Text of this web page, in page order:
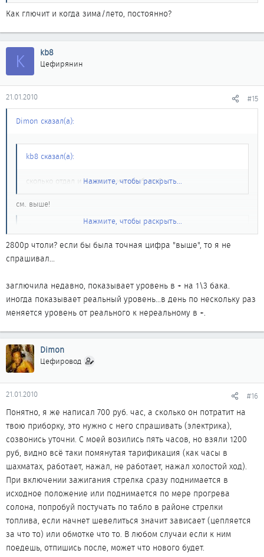
Как глючит и когда зима/лето, постоянно?
K kb8
Цефирянин
21.01.2010 #15
Dimon сказал(а):
kb8 сказал(а):
сколько отдал и в чем причина была?
Нажмите, чтобы раскрыть...
см. выше!
у меня тоже стрелка периодически глючит...?
Нажмите, чтобы раскрыть...
Нажмите, чтобы раскрыть...
2800р чтоли? если бы была точная цифра "выше", то я не
спрашивал...
заглючила недавно, показывает уровень в + на 1\3 бака.
иногда показывает реальный уровень...в день по нескольку раз
меняется уровень от реального к нереальному в +.
Dimon
Цефировод
21.01.2010 #16
Понятно, я же написал 700 руб. час, а сколько он потратит на
твою приборку, это нужно с него спрашивать (электрика),
созвонись уточни. С моей возились пять часов, но взяли 1200
руб, видно всё таки помянутая тарификация (как часы в
шахматах, работает, нажал, не работает, нажал холостой ход).
При включении зажигания стрелка сразу поднимается в
исходное положение или поднимается по мере прогрева
солона, попробуй постучать по табло в районе стрелки
топлива, если начнет шевелиться значит зависает (цепляется
за что то) или обмотке что то. В любом случаи если к ним
поедешь, отпишись после, может что нового будет.